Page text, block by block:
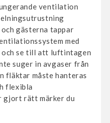
ventilation
gästerna tappar
med
och se till att luftintagen
suger in avgaser från
fläktar måste hanteras
flexibla
gjort rätt märker du